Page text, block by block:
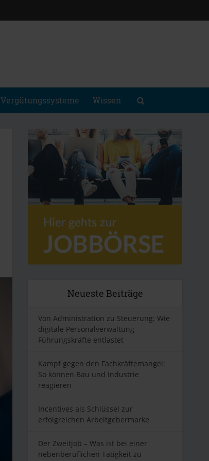
Vergütungssysteme Wissen
Neueste Beiträge
Von Administration zu Steuerung: Wie
digitale Personalverwaltung
Führungskräfte entlastet
Kampf gegen den Fachkräftemangel:
So können Bau und Industrie
reagieren
Incentives als Schlüssel zur
erfolgreichen Arbeitgebermarke
Der Zweitjob – Was ist bei einer
nebenberuflichen Tätigkeit zu